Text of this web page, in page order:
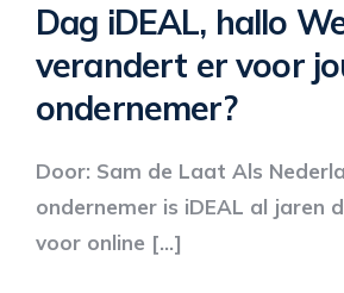
Dag iDEAL, hallo
verandert er voor
ondernemer?
Door: Sam de Laat Als
ondernemer is iDEAL al jaren
voor online […]